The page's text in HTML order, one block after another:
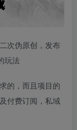
次伪原创，发布
玩法
的，而且项目的
付费订阅，私域